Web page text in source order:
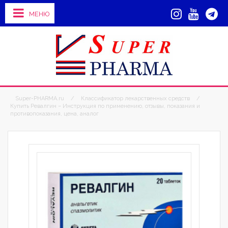
МЕНЮ
Super-PHARMA.ru / Классификатор лекарственных средств
/
Купить Ревалгин – Инструкция по применению, отзывы, показания и
противопоказания, цена, аналог